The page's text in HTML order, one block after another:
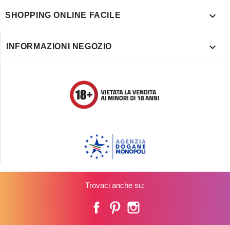
SHOPPING ONLINE FACILE 
INFORMAZIONI NEGOZIO 
Trovaci anche su:
FacebookPinterest